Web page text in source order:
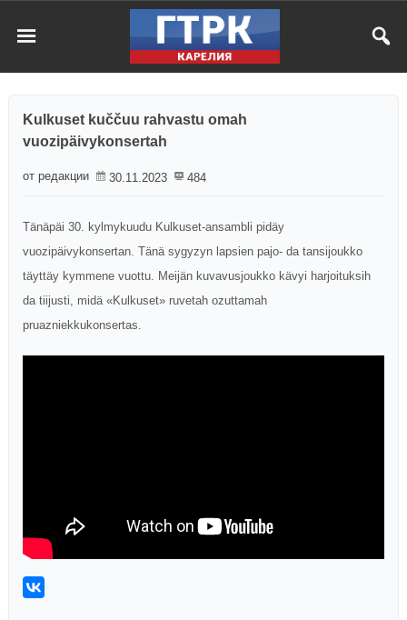
Kulkuset kuččuu rahvastu omah
vuozipäivykonsertah
от редакции 30.11.2023 484
Tänäpäi 30. kylmykuudu Kulkuset-ansambli pidäy
vuozipäivykonsertan. Tänä sygyzyn lapsien pajo- da tansijoukko
täyttäy kymmene vuottu. Meijän kuvavusjoukko kävyi harjoituksih
da tiijusti, midä «Kulkuset» ruvetah ozuttamah
pruazniekkukonsertas.